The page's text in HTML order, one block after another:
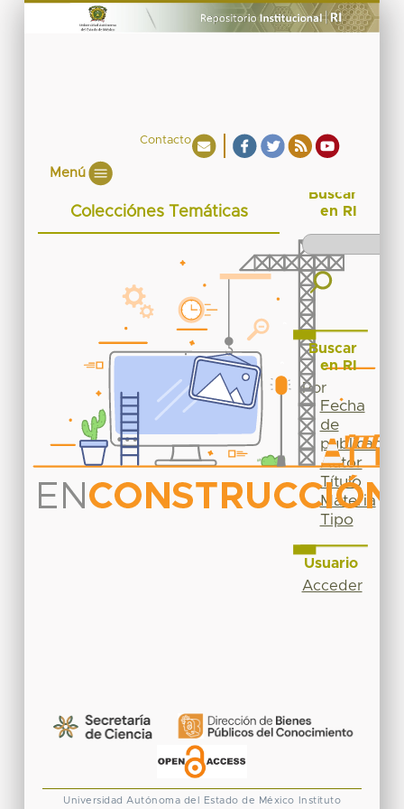
Contacto
Menú
Colecciónes Temáticas
Buscar
en RI
Buscar
en RI
Por
Fecha
de
publicación
Autor
Título
Materia
Tipo
Usuario
Acceder
Universidad Autónoma del Estado de México Instituto